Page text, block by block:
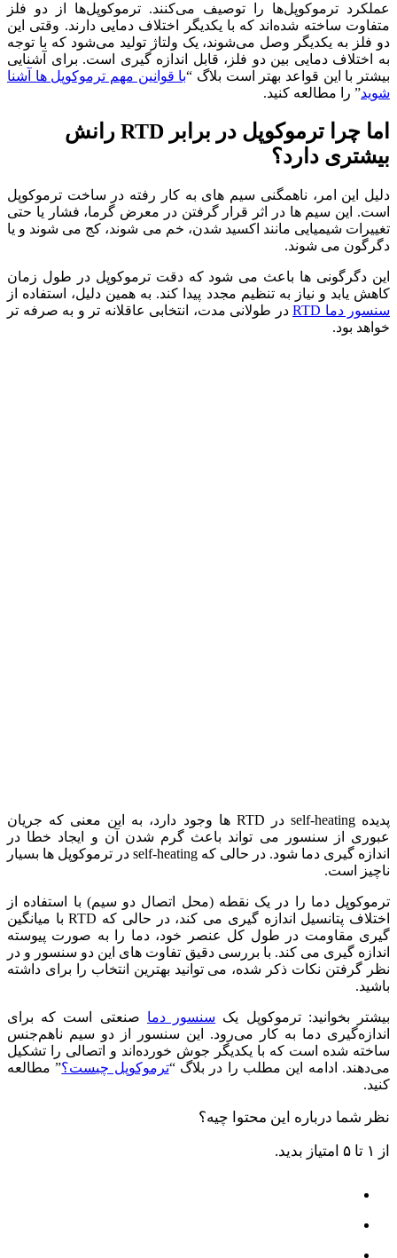
عملکرد ترموکوپل‌ها را توصیف می‌کنند. ترموکوپل‌ها از دو فلز
متفاوت ساخته شده‌اند که با یکدیگر اختلاف دمایی دارند. وقتی این
دو فلز به یکدیگر وصل می‌شوند، یک ولتاژ تولید می‌شود که با توجه
به اختلاف دمایی بین دو فلز، قابل اندازه گیری است. برای آشنایی
بیشتر با این قواعد بهتر است بلاگ “با قوانین مهم ترموکوپل ها آشنا
شوید” را مطالعه کنید.
اما چرا ترموکوپل ‌در برابر RTD رانش
بیشتری دارد؟
دلیل این امر، ناهمگنی سیم‌ های به کار رفته در ساخت ترموکوپل
است. این سیم‌ ها در اثر قرار گرفتن در معرض گرما، فشار یا حتی
تغییرات شیمیایی مانند اکسید شدن، خم می ‌شوند، کج می ‌شوند و یا
دگرگون می ‌شوند.
این دگرگونی ‌ها باعث می ‌شود که دقت ترموکوپل در طول زمان
کاهش یابد و نیاز به تنظیم مجدد پیدا کند. به همین دلیل، استفاده از
سنسور دما RTD
در طولانی مدت، انتخابی عاقلانه ‌تر و به صرفه ‌تر
خواهد بود.
پدیده self-heating در RTD ها وجود دارد، به این معنی که جریان
عبوری از سنسور می تواند باعث گرم شدن آن و ایجاد خطا در
اندازه گیری دما شود. در حالی که self-heating در ترموکوپل ها بسیار
ناچیز است.
ترموکوپل دما را در یک نقطه (محل اتصال دو سیم) با استفاده از
اختلاف پتانسیل اندازه ‌گیری می ‌کند، در حالی که RTD با میانگین‌
گیری مقاومت در طول کل عنصر خود، دما را به صورت پیوسته
اندازه ‌گیری می‌ کند. با بررسی دقیق تفاوت‌ های این دو سنسور و در
نظر گرفتن نکات ذکر شده، می ‌توانید بهترین انتخاب را برای داشته
باشید.
بیشتر بخوانید: ترموکوپل یک سنسور دما صنعتی است که برای
اندازه‌گیری دما به کار می‌رود. این سنسور از دو سیم ناهم‌جنس
ساخته شده است که با یکدیگر جوش خورده‌اند و اتصالی را تشکیل
می‌دهند. ادامه این مطلب را در بلاگ “ترموکوپل چیست؟” مطالعه
کنید.
نظر شما درباره این محتوا چیه؟
از ۱ تا ۵ امتیاز بدید.